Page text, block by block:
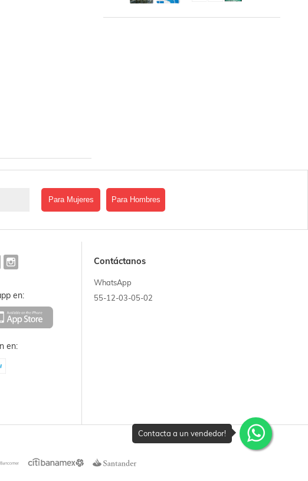
Contacta a un vendedor!
Para Mujeres Para Hombres
en:
en:
Contáctanos
WhatsApp
55-12-03-05-02